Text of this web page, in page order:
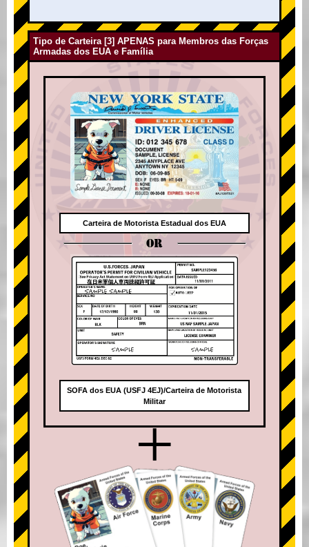
Tipo de Carteira [3] APENAS para Membros das Forças
Armadas dos EUA e Família
Carteira de Motorista Estadual dos EUA
OR
SOFA dos EUA (USFJ 4EJ)/Carteira de Motorista
Militar
+